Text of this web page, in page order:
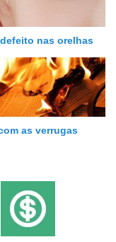
nas orelhas
as verrugas